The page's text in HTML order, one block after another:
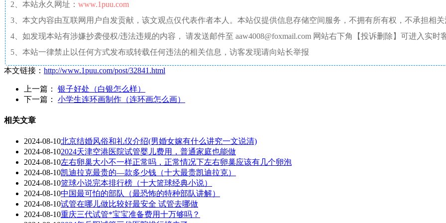
2、本站永久网址： www.1puu.com
3、本文内容由互联网用户自发贡献，该文观点仅代表作者本人。本站仅提供信息存储空间服务，不拥有所有权，不承担相
4、如发现本站有涉嫌抄袭侵权/违法违规的内容， 请发送邮件至 aaw4008@foxmail.com 网站右下角【投诉删除】可进入实时
5、本站一律禁止以任何方式发布或转载任何违法的相关信息，访客发现请向站长举报
本文链接： http://www.1puu.com/post/32841.html
上一篇： 银子好处（白银怎么样）
下一篇： 小学生连环画制作（连环画怎么画）
相关文章
2024-08-10北京结婚风俗和礼仪介绍(男婚女嫁有什么讲究一文说清)
2024-08-102024天津空港医院试管婴儿费用，普通家庭也能做
2024-08-10左右卵巢大小不一样正常吗，正常情况下左右卵巢应该有几个卵泡
2024-08-10凯迪拉克最贵的—款多少钱（十大最贵凯迪拉克）
2024-08-10篮球小说完本排行榜（十大篮球经典小说）
2024-08-10中国最可怕的部队（最恐怖的特种部队讲解）
2024-08-10试管在哪儿做比较好最安全 试管去哪做
2024-08-10重庆三代试管*宝宝准备费用十万够吗？